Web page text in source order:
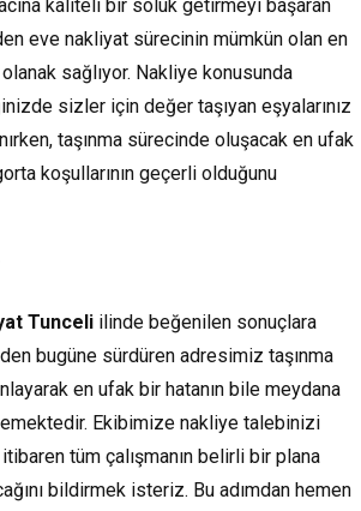
kaliteli bir soluk getirmeyi başaran
eve nakliyat sürecinin mümkün olan en
sağlıyor. Nakliye konusunda
sizler için değer taşıyan eşyalarınız
taşınma sürecinde oluşacak en ufak
koşullarının geçerli olduğunu
Tunceli ilinde beğenilen sonuçlara
bugüne sürdüren adresimiz taşınma
en ufak bir hatanın bile meydana
Ekibimize nakliye talebinizi
tüm çalışmanın belirli bir plana
bildirmek isteriz. Bu adımdan hemen